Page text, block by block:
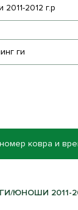
2012 г.р
ги
ковра и
ЮНОШИ 2011-